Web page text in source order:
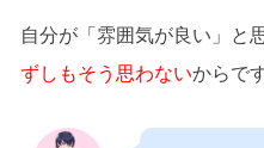
自分が「雰囲気が良い」と
ずしもそう思わないからです